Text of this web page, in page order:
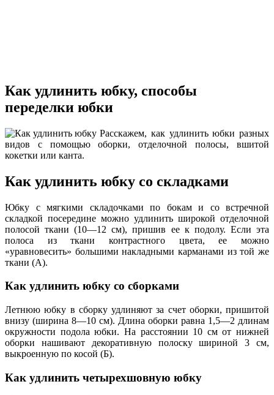
Как удлинить юбку, способы
переделки юбки
Расскажем, как удлинить юбки разных
видов с помощью оборки, отделочной полосы, вшитой
кокетки или канта.
Как удлинить юбку со складками
Юбку с мягкими складочками по бокам и со встречной
складкой посередине можно удлинить широкой отделочной
полосой ткани (10—12 см), пришив ее к подолу. Если эта
полоса из ткани контрастного цвета, ее можно
«уравновесить» большими накладными карманами из той же
ткани (А).
Как удлинить юбку со сборками
Летнюю юбку в сборку удлиняют за счет оборки, пришитой
внизу (ширина 8—10 см). Длина оборки равна 1,5—2 длинам
окружности подола юбки. На расстоянии 10 см от нижней
оборки нашивают декоративную полоску шириной 3 см,
выкроенную по косой (Б).
Как удлинить четырехшовную юбку